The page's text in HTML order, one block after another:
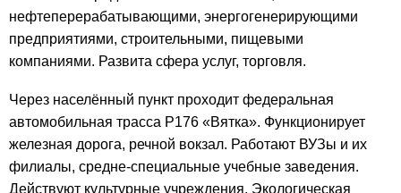
нефтеперерабатывающими, энергогенерирующими
предприятиями, строительными, пищевыми
компаниями. Развита сфера услуг, торговля.
Через населённый пункт проходит федеральная
автомобильная трасса Р176 «Вятка». Функционирует
железная дорога, речной вокзал. Работают ВУЗы и их
филиалы, средне-специальные учебные заведения.
Действуют культурные учреждения. Экологическая